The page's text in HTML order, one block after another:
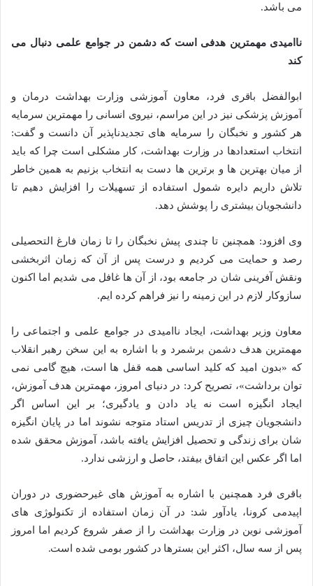
می باشد.
ناامیدی مهمترین هدفی است که دشمن در جوامع علمی دنبال می
کند
ابوالفضل باقری فرد، معاون آموزشی وزارت بهداشت درمان و
آموزش پزشکی نیز در این مراسم، نیروی انسانی را مهمترین سرمایه
هر کشور و نخبگان را سرمایه های تجدیدناپذیر آن دانست و گفت:
انتخاب استعدادها در وزارت بهداشت، کار مشکلی است چرا که باید
از میان بهترین ها و برترین ها دست به انتخاب بزنیم به همین خاطر
تلاش داریم دایره شمول استفاده از تسهیلات را افزایش دهیم تا
دانشجویان بیشتری را پوشش دهد.
وی افزود: همچنین تا چندی پیش نخبگان را تا زمان فارغ التحصیلی
رصد و حمایت می کردیم و درست پس از آن که زمان اثربخشی
ونقش آفرینی شان در جامعه بود، از آن ها غافل می شدیم اما اکنون
سازوکار لازم در این زمینه را نیز فراهم کرده ایم.
معاون وزیر بهداشت، ایجاد ناامیدی در جوامع علمی و اجتماعی را
مهمترین هدف دشمن برشمرد و با اشاره به این سخن رهبر انقلاب
که «بدون امید که کلید اساسی همه قفل ها است، هیچ گامی نمی
توان برداشت»، تصریح کرد: در دنیای امروز، مهمترین هدف آموزش،
ایجاد انگیزه است نه یاد دادن و یادگیری؛ بر این اساس اگر
دانشجویان چیزی از تدریس استاد متوجه نشوند اما در پایان انگیزه
شان برای زندگی و تحصیل افزایش یافته باشد، آموزش محقق شده
اما اگر عکس این اتفاق بیفتد، حاصل و ارزشی ندارد.
باقری فرد همچنین با اشاره به آموزش های غیرحضوری در دوران
اپیدمی کرونا، یادآور شد: در آن زمان استفاده از تکنولوژی های
آموزشی نوین در وزارت بهداشت را از صفر شروع کردیم اما امروز
پس از سه سال، اکثر این بسترها در کشور بومی شده است.